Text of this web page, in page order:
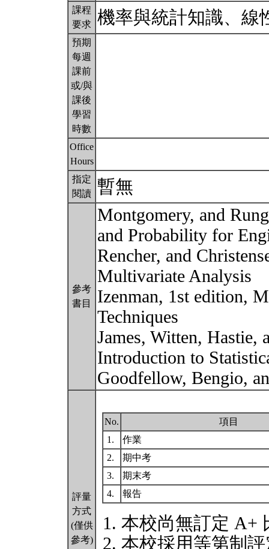
課程
要求 機率與統計知識、
預期
每週
課前
或/與
課後
學習
時數
Office
Hours
指定
閱讀 暫無
參考
書目
Montgomery, and
and Probability for
Rencher, and
Multivariate Analysis
Izenman, 1st edition,
Techniques
James, Witten, Hastie,
Introduction to
Goodfellow, Bengio,
評量
方式
(僅供
參考)
No.
項目
1.
作業
2.
期中考
3.
期末考
4.
報告
本校尚無訂定 A+
本校採用等第制